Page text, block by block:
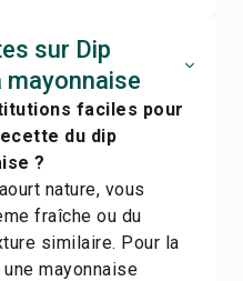
sur Dip
mayonnaise
faciles pour
du dip
?
nature, vous
fraîche ou du
similaire. Pour la
mayonnaise